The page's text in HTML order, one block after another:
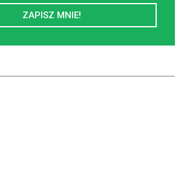
ZAPISZ MNIE!